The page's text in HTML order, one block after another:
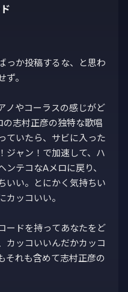
っか投稿するな、と思わ
。
ノやコーラスの感じがど
志村正彦の独特な歌唱
ていたら、サビに入った
ジャン！で加速して、ハ
テコなAメロに戻り、
いい。とにかく気持ちい
カッコいい。
ードを持ってあなたをど
カッコいいんだかカッコ
それも含めて志村正彦の